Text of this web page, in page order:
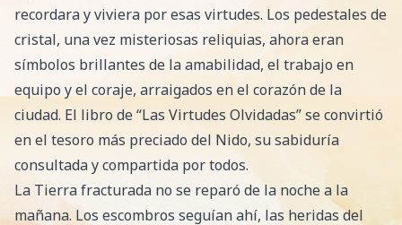
recordara y viviera por esas virtudes. Los pedestales de
cristal, una vez misteriosas reliquias, ahora eran
símbolos brillantes de la amabilidad, el trabajo en
equipo y el coraje, arraigados en el corazón de la
ciudad. El libro de “Las Virtudes Olvidadas” se convirtió
en el tesoro más preciado del Nido, su sabiduría
consultada y compartida por todos.
La Tierra fracturada no se reparó de la noche a la
mañana. Los escombros seguían ahí, las heridas del